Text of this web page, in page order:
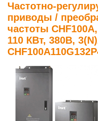
Частотно-
приводы /
частоты
110 КВт, 380В,